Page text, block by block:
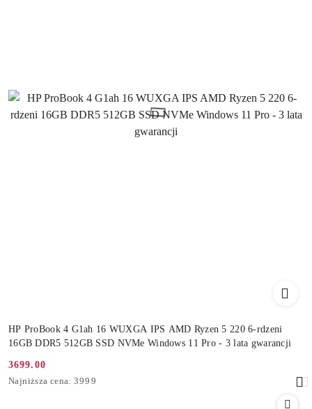
HP ProBook 4 G1ah 16 WUXGA IPS AMD Ryzen 5 220 6-rdzeni
16GB DDR5 512GB SSD NVMe Windows 11 Pro - 3 lata gwarancji
Cena
promocyjna:
3699.00
Najniższa
Najniższa cena: 3999